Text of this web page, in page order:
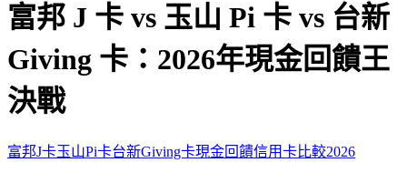
富邦 J 卡 vs 玉山 Pi 卡 vs 台新
Giving 卡：2026年現金回饋王
決戰
富邦J卡玉山Pi卡台新Giving卡現金回饋信用卡比較2026